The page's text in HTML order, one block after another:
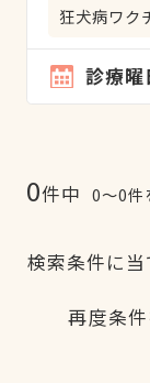
狂犬病ワク
診療曜
0件中 0〜0件
検索条件に
再度条